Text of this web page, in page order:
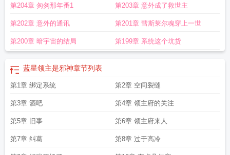
第204章 匆匆那年番1 第203章 意外成了救世主
第202章 意外的通讯 第201章 彗斯莱尔魂穿上一世
第200章 暗宇宙的结局 第199章 系统这个坑货
蓝星领主是邪神章节列表
第1章 绑定系统 第2章 空间裂缝
第3章 酒吧 第4章 领主府的关注
第5章 旧事 第6章 领主府来人
第7章 纠葛 第8章 过于高冷